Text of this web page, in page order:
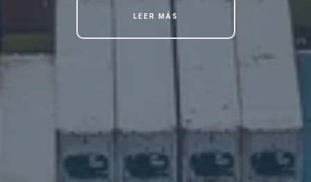
LEER MÁS